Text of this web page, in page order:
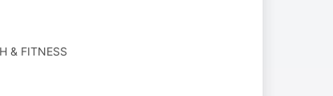
& FITNESS